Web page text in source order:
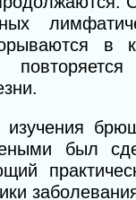
в
изучения
был